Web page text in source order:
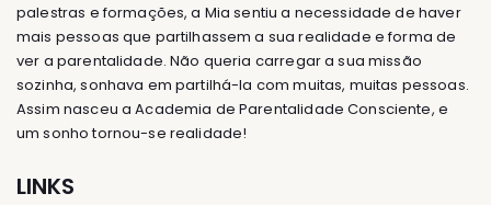
palestras e formações, a Mia sentiu a necessidade de haver
mais pessoas que partilhassem a sua realidade e forma de
ver a parentalidade. Não queria carregar a sua missão
sozinha, sonhava em partilhá-la com muitas, muitas pessoas.
Assim nasceu a Academia de Parentalidade Consciente, e
um sonho tornou-se realidade!
LINKS